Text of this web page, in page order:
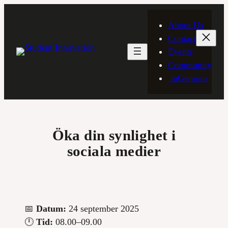
About Us
Contact
Events
Community
inGenious
Öka din synlighet i
sociala medier
📅 Datum: 24 september 2025
🕛 Tid: 08.00–09.00